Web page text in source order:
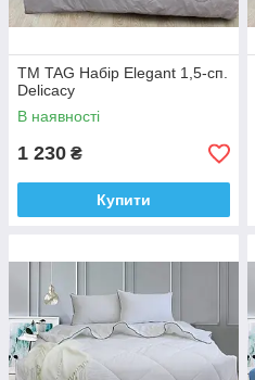
ТМ TAG Набір Elegant 1,5-сп.
Delicacy
В наявності
1 230 ₴
Купити